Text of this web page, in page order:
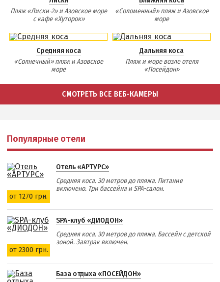
Пляж «Лиски-2» и Азовское море
с кафе «Хуторок»
«Соломенный» пляж и Азовское
море
Средняя коса
«Солнечный» пляж и Азовское
море
Дальняя коса
Пляж и море возле отеля
«Посейдон»
СМОТРЕТЬ ВСЕ ВЕБ-КАМЕРЫ
Популярные отели
от 1270 грн.
Отель «АРТУРС»
Средняя коса. 30 метров до пляжа. Питание
включено. Три бассейна и SPA-салон.
от 2300 грн.
SPA-клуб «ДИОДОН»
Средняя коса. 30 метров до пляжа. Бассейн с детской
зоной. Завтрак включен.
База отдыха «ПОСЕЙДОН»